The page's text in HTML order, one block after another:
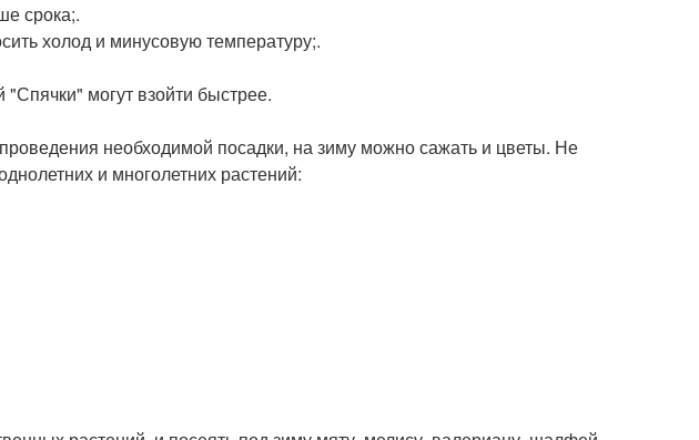
срока;.
холод и минусовую температуру;.
могут взойти быстрее.
необходимой посадки, на зиму можно сажать и цветы. Не
и многолетних растений: